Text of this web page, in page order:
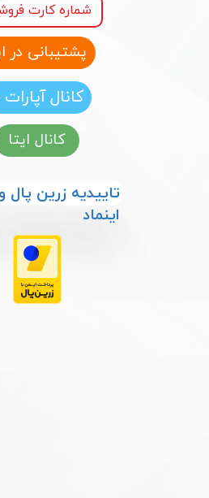
کانال آپارات
​​تاییدیه زرین پال و
اینماد
کانال ایتا
شماره کارت
پشتیبانی در